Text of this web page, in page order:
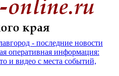
- последние новости
оперативная информация:
и видео с места событий,